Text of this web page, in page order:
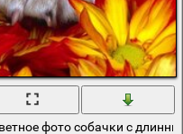
гортензиифото собачки с